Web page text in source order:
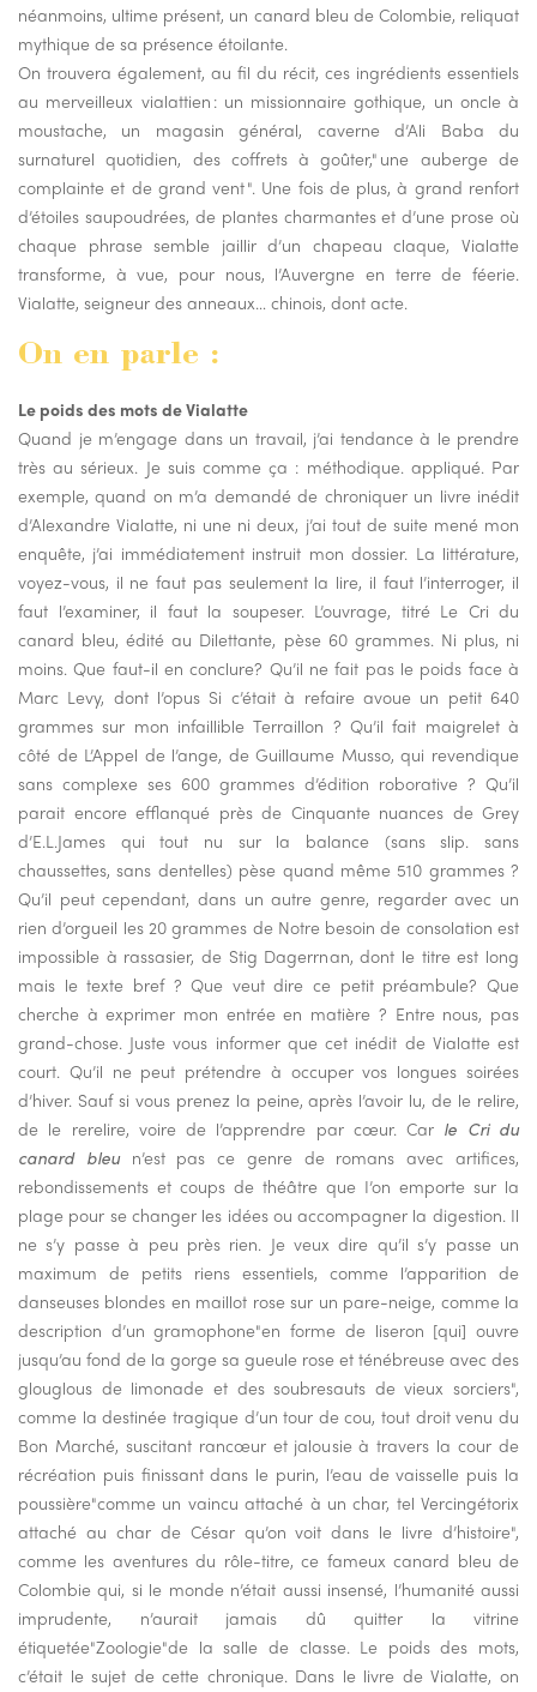
néanmoins, ultime présent, un canard bleu de Colombie, reliquat
mythique de sa présence étoilante.
On trouvera également, au fil du récit, ces ingrédients essentiels
au merveilleux vialattien : un missionnaire gothique, un oncle à
moustache, un magasin général, caverne d’Ali Baba du
surnaturel quotidien, des coffrets à goûter," une auberge de
complainte et de grand vent ". Une fois de plus, à grand renfort
d’étoiles saupoudrées, de plantes charmantes et d’une prose où
chaque phrase semble jaillir d’un chapeau claque, Vialatte
transforme, à vue, pour nous, l’Auvergne en terre de féerie.
Vialatte, seigneur des anneaux… chinois, dont acte.
On en parle :
Le poids des mots de Vialatte
Quand je m’engage dans un travail, j’ai tendance à le prendre
très au sérieux. Je suis comme ça : méthodique. appliqué. Par
exemple, quand on m’a demandé de chroniquer un livre inédit
d’Alexandre Vialatte, ni une ni deux, j’ai tout de suite mené mon
enquête, j’ai immédiatement instruit mon dossier. La littérature,
voyez-vous, il ne faut pas seulement la lire, il faut l’interroger, il
faut l’examiner, il faut la soupeser. L’ouvrage, titré Le Cri du
canard bleu, édité au Dilettante, pèse 60 grammes. Ni plus, ni
moins. Que faut-il en conclure? Qu’il ne fait pas le poids face à
Marc Levy, dont l’opus Si c’était à refaire avoue un petit 640
grammes sur mon infaillible Terraillon ? Qu’il fait maigrelet à
côté de L’Appel de l’ange, de Guillaume Musso, qui revendique
sans complexe ses 600 grammes d’édition roborative ? Qu’il
parait encore efflanqué près de Cinquante nuances de Grey
d’E.L.James qui tout nu sur la balance (sans slip. sans
chaussettes, sans dentelles) pèse quand même 510 grammes ?
Qu’il peut cependant, dans un autre genre, regarder avec un
rien d’orgueil les 20 grammes de Notre besoin de consolation est
impossible à rassasier, de Stig Dagerrnan, dont le titre est long
mais le texte bref ? Que veut dire ce petit préambule? Que
cherche à exprimer mon entrée en matière ? Entre nous, pas
grand-chose. Juste vous informer que cet inédit de Vialatte est
court. Qu’il ne peut prétendre à occuper vos longues soirées
d’hiver. Sauf si vous prenez la peine, après l’avoir lu, de le relire,
de le rerelire, voire de l’apprendre par cœur. Car le Cri du
canard bleun’est pas ce genre de romans avec artifices,
rebondissements et coups de théâtre que I’on emporte sur la
plage pour se changer les idées ou accompagner la digestion. Il
ne s’y passe à peu près rien. Je veux dire qu’il s’y passe un
maximum de petits riens essentiels, comme l’apparition de
danseuses blondes en maillot rose sur un pare-neige, comme la
description d’un gramophone"en forme de liseron [qui] ouvre
jusqu’au fond de la gorge sa gueule rose et ténébreuse avec des
glouglous de limonade et des soubresauts de vieux sorciers",
comme la destinée tragique d’un tour de cou, tout droit venu du
Bon Marché, suscitant rancœur et jalousie à travers la cour de
récréation puis finissant dans le purin, l’eau de vaisselle puis la
poussière"comme un vaincu attaché à un char, tel Vercingétorix
attaché au char de César qu’on voit dans le livre d’histoire",
comme les aventures du rôle-titre, ce fameux canard bleu de
Colombie qui, si le monde n’était aussi insensé, l’humanité aussi
imprudente, n’aurait jamais dû quitter la vitrine
étiquetée"Zoologie"de la salle de classe. Le poids des mots,
c’était le sujet de cette chronique. Dans le livre de Vialatte, on